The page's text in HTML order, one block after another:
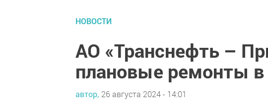
НОВОСТИ
АО «Транснефть –
плановые ремонты в
автор, 26 августа 2024 - 14:01